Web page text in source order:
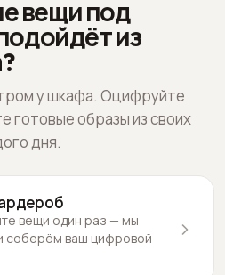
вещи под
из
у шкафа. Оцифруйте
готовые образы из своих
дня.
вещи один раз — мы
соберём ваш цифровой